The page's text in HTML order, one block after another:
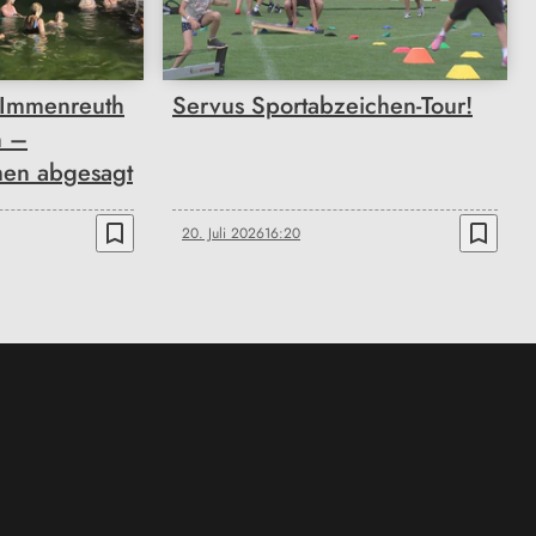
–
abgesagt
bookmark_border
Servus Sportabzeichen-Tour!
20. Juli 202616:20 bookmark_border